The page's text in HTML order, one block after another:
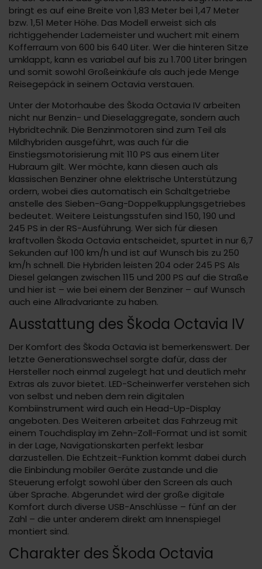
bringt es auf eine Breite von 1,83 Meter bei 1,47 Meter
bzw. 1,51 Meter Höhe. Das Modell erweist sich als
richtiggehender Lademeister und wuchert mit einem
Kofferraum von 600 bis 640 Liter. Wer die hinteren Sitze
umklappt, kann es variabel auf bis zu 1.700 Liter bringen
und somit sowohl Großeinkäufe als auch jede Menge
Reisegepäck in seinem Octavia verstauen.
Unter der Motorhaube des Škoda Octavia IV arbeiten
nicht nur Benzin- und Dieselaggregate, sondern auch
Hybridtechnik. Die Benzinmotoren sind zum Teil als
Mildhybriden ausgeführt, was auch für die
Einstiegsmotorisierung mit 110 PS aus einem Liter
Hubraum gilt. Wer möchte, kann diesen auch als
klassischen Benziner ohne elektrische Unterstützung
ordern, wobei dies automatisch ein Schaltgetriebe
anstelle des Sieben-Gang-Doppelkupplungsgetriebes
bedeutet. Weitere Leistungsstufen sind 150, 190 und
245 PS in der RS-Ausführung. Wer sich für diesen
kraftvollen Škoda Octavia entscheidet, spurtet in nur 6,7
Sekunden auf 100 km/h und ist auf Wunsch bis zu 250
km/h schnell. Die Hybriden leisten 204 oder 245 PS Als
Diesel gelangen zwischen 115 und 200 PS auf die Straße
und hier ist – wie bei einem der Benziner – auf Wunsch
auch eine Allradvariante zu haben.
Ausstattung des Škoda Octavia IV
Der Komfort des Škoda Octavia ist bemerkenswert. Der
letzte Generationswechsel sorgte dafür, dass der
Hersteller noch einmal zugelegt hat und deutlich mehr
Extras als zuvor bietet. LED-Scheinwerfer verstehen sich
von selbst und neben dem rein digitalen
Kombiinstrument wird auch ein Head-Up-Display
angeboten. Des Weiteren arbeitet das Fahrzeug mit
einem Touchdisplay im Zehn-Zoll-Format und ist somit
in der Lage, Navigationskarten perfekt lesbar
darzustellen. Die Echtzeit-Funktion kommt dabei durch
die Einbindung mobiler Geräte zustande und die
Steuerung erfolgt sowohl über den Screen als auch
über Sprache. Abgerundet wird der große digitale
Komfort durch diverse USB-Anschlüsse – fünf an der
Zahl – die unter anderem direkt am Innenspiegel
montiert sind.
Charakter des Škoda Octavia